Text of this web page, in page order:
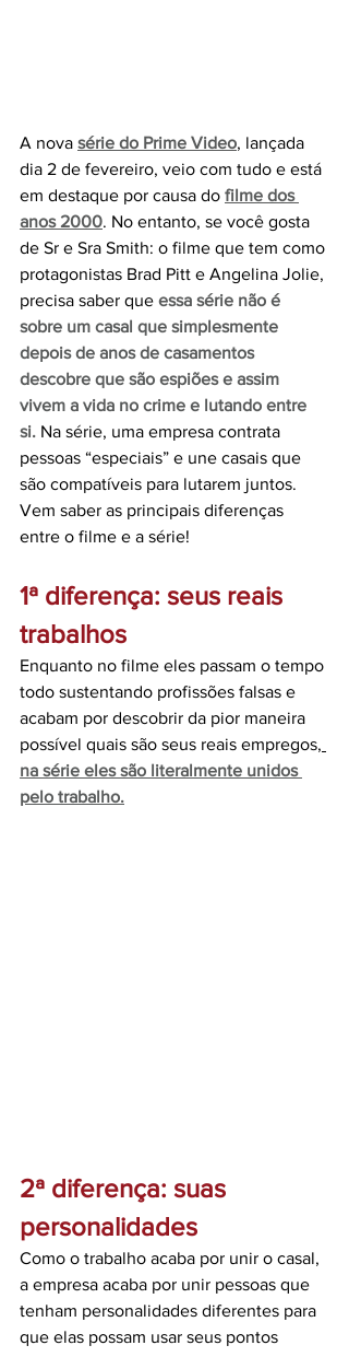
A nova série do Prime Video, lançada
dia 2 de fevereiro, veio com tudo e está
em destaque por causa do filme dos
anos 2000. No entanto, se você gosta
de Sr e Sra Smith: o filme que tem como
protagonistas Brad Pitt e Angelina Jolie,
precisa saber que essa série não é
sobre um casal que simplesmente
depois de anos de casamentos
descobre que são espiões e assim
vivem a vida no crime e lutando entre
si. Na série, uma empresa contrata
pessoas “especiais” e une casais que
são compatíveis para lutarem juntos.
Vem saber as principais diferenças
entre o filme e a série!
1ª diferença: seus reais
trabalhos
Enquanto no filme eles passam o tempo
todo sustentando profissões falsas e
acabam por descobrir da pior maneira
possível quais são seus reais empregos,
na série eles são literalmente unidos
pelo trabalho.
2ª diferença: suas
personalidades
Como o trabalho acaba por unir o casal,
a empresa acaba por unir pessoas que
tenham personalidades diferentes para
que elas possam usar seus pontos